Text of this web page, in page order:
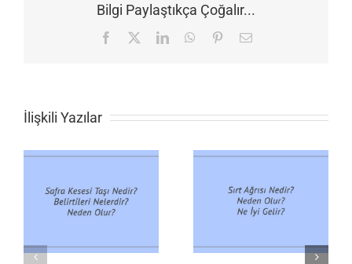
Bilgi Paylaştıkça Çoğalır...
Facebook LinkedInWhatsApp
Pinterest
E-
İlişkili Yazılar